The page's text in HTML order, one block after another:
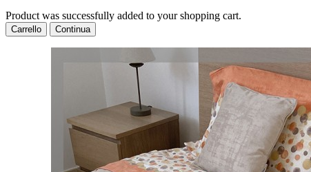
Product was successfully added to your shopping cart.
Carrello Continua